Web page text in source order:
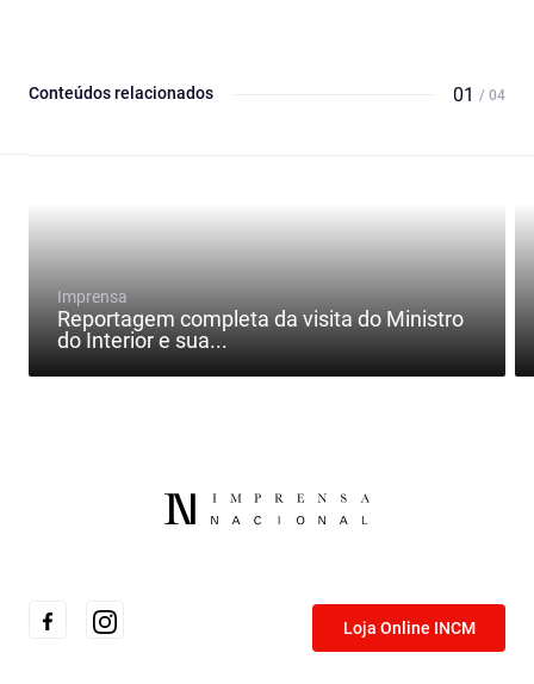
Conteúdos relacionados 01 / 04
Imprensa
Reportagem completa da visita do Ministro
do Interior e sua...
Loja Online INCM